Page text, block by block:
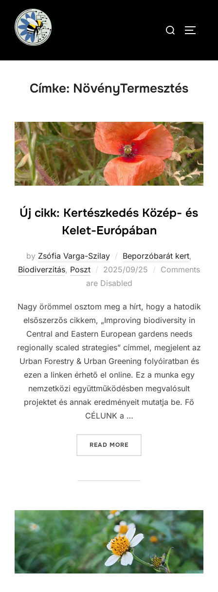
content
Search
Címke: NövényTermesztés
Új cikk: Kertészkedés Közép- és
Kelet-Európában
by Zsófia Varga-Szilay Beporzóbarát kert,
Biodiverzitás, Poszt
Posted
on
2025/09/25
Comments
are Disabled
Nagy örömmel osztom meg a hírt, hogy a hatodik
elsőszerzős cikkem, „Improving biodiversity in
Central and Eastern European gardens needs
regionally scaled strategies” címmel, megjelent az
Urban Forestry & Urban Greening folyóiratban és
ezen a linken érhető el online. Ez a munka egy
nemzetközi együttműködésben megvalósult
projektet és annak eredményeit mutatja be. Fő
CÉLUNK a …
READ MORE